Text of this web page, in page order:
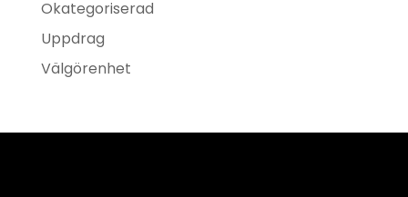
Okategoriserad
Uppdrag
Välgörenhet